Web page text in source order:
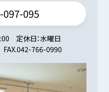
097-095
定休日 水曜日
FAX.042-766-0990